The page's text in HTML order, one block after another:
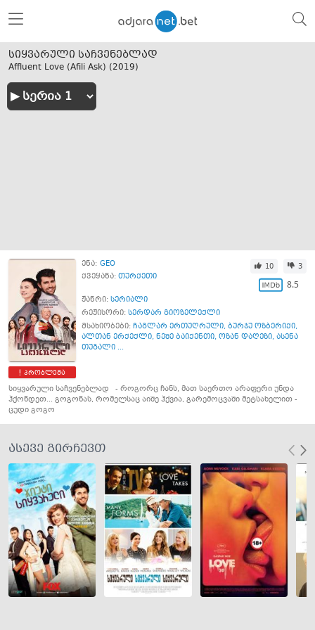
სიყვარული საჩვენებლად
Affluent Love (Afili Ask) (2019)
პრობლემა
ენა: GEO
ქვეყანა: თურქეთი
10 3
8.5
ჟანრი: სერიალი
რეჟისორი: სერდარ გიოზელექლი
მსახიობები: ჩაგლარ ერთუღრული, ბურჯუ ოზბერიქი,
ალთან ერქექლი, ნეშე ბაიქენთი, ოზან დაღეზი, ასენა
თუგალი ...
სიყვარული საჩვენებლად - როგორც ჩანს, მათ საერთო არაფერი უნდა
ჰქონდეთ... გოგონას, რომელსაც აიშე ჰქვია, გარემოცვაში მეტსახელით -
ცუდი გოგო
ასევე გირჩევთ